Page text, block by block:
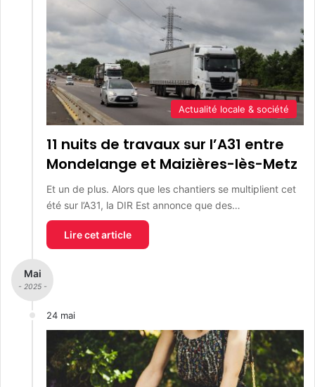
Actualité locale & société
11 nuits de travaux sur l’A31 entre
Mondelange et Maizières-lès-Metz
Et un de plus. Alors que les chantiers se multiplient cet
été sur l’A31, la DIR Est annonce que des…
Lire cet article
Mai
- 2025 -
24 mai